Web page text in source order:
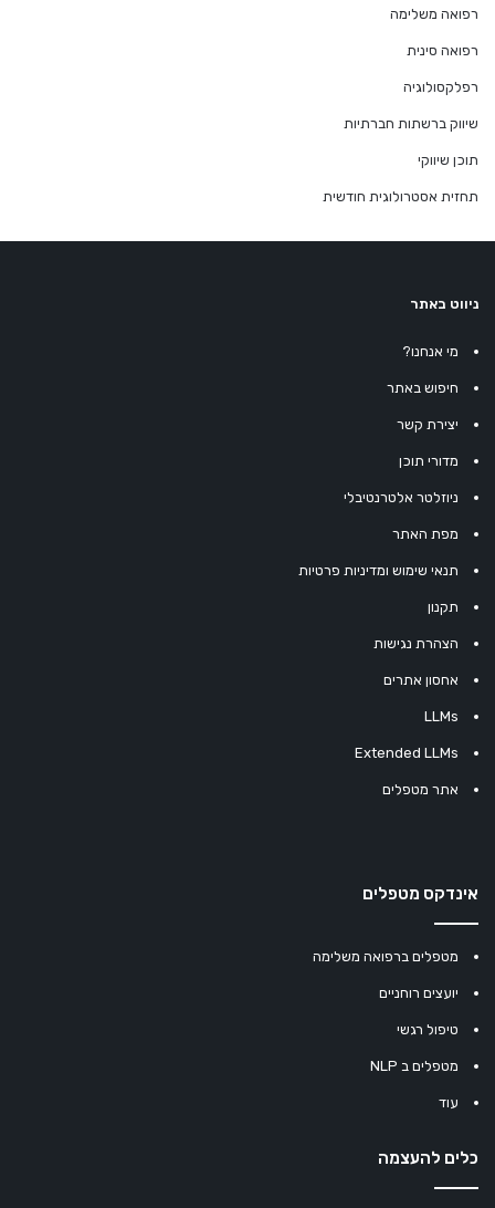
רפואה משלימה
רפואה סינית
רפלקסולוגיה
שיווק ברשתות חברתיות
תוכן שיווקי
תחזית אסטרולוגית חודשית
ניווט באתר
מי אנחנו?
חיפוש באתר
יצירת קשר
מדורי תוכן
ניוזלטר אלטרנטיבלי
מפת האתר
תנאי שימוש ומדיניות פרטיות
תקנון
הצהרת נגישות
אחסון אתרים
LLMs
Extended LLMs
אתר מטפלים
אינדקס מטפלים
מטפלים ברפואה משלימה
יועצים רוחניים
טיפול רגשי
מטפלים ב NLP
עוד
כלים להעצמה